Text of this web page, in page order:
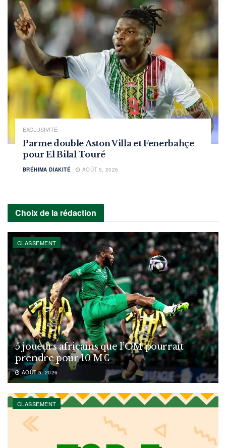
EXCLUSIVITÉ
Parme double Aston Villa et Fenerbahçe
pour El Bilal Touré
BRÉHIMA DIAKITÉ AOÛT 5, 2026
Choix de la rédaction
CLASSEMENT
5 joueurs africains que l’OM pourrait
prendre pour 10 M€
AOÛT 5, 2026
CLASSEMENT